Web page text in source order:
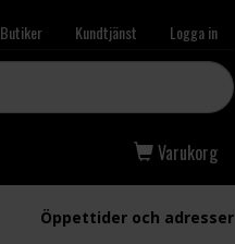
Butiker Kundtjänst Logga in
Varukorg
Öppettider och adresser